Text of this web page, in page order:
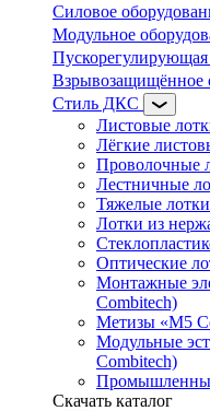
Силовое
Модульное
Пускорегулирующая
Взрывозащищённое
Стиль ДКС
Листовые
Лёгкие
Проволочные
Лестничные
Тяжелые
Лотки из
Оптические
Монтажные
Combitech)
Метизы «M5
Модульные
Combitech)
Скачать каталог